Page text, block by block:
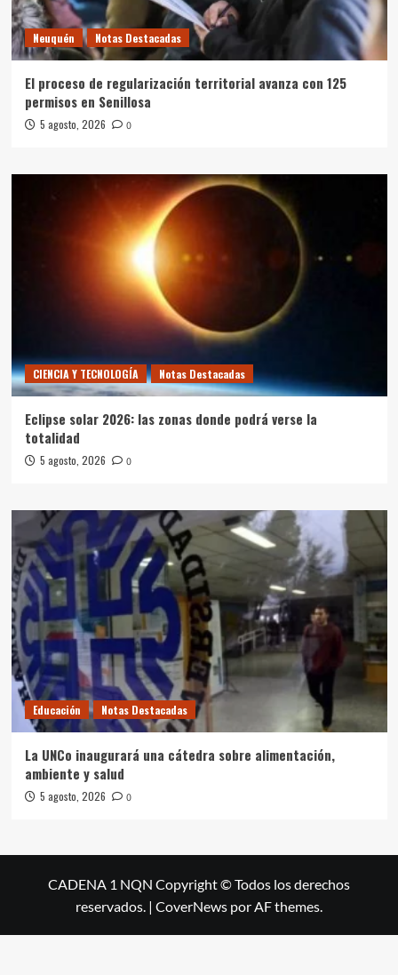
Neuquén Notas Destacadas
El proceso de regularización territorial avanza con 125
permisos en Senillosa
5 agosto, 2026 0
CIENCIA Y TECNOLOGÍA Notas Destacadas
Eclipse solar 2026: las zonas donde podrá verse la
totalidad
5 agosto, 2026 0
Educación Notas Destacadas
La UNCo inaugurará una cátedra sobre alimentación,
ambiente y salud
5 agosto, 2026 0
CADENA 1 NQN Copyright © Todos los derechos
reservados. | CoverNews por AF themes.